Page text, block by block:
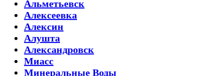
Альметьевск
Алексеевка
Алексин
Алушта
Александровск
Миасс
Минеральные Воды